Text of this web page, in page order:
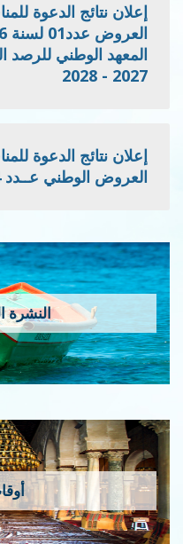
إعلان نتائج الدعوة
2027 - 2028
إعلان نتائج الدعوة
العروض الوطني عــدد 2024/AO/01
النشرة